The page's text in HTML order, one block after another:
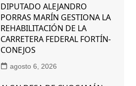
DIPUTADO ALEJANDRO
PORRAS MARÍN GESTIONA LA
REHABILITACIÓN DE LA
CARRETERA FEDERAL FORTÍN-
CONEJOS
agosto 6, 2026